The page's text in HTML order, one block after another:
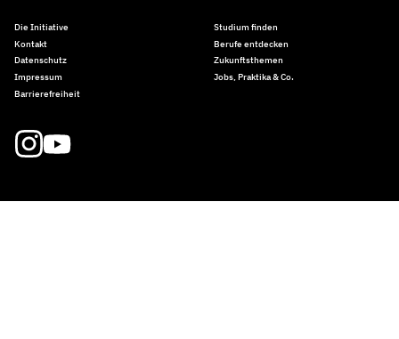
Die Initiative
Kontakt
Datenschutz
Impressum
Barrierefreiheit
Studium finden
Berufe entdecken
Zukunftsthemen
Jobs, Praktika & Co.